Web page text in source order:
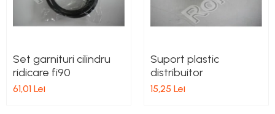
Set garnituri cilindru
ridicare fi90
61,01 Lei
Suport plastic
distribuitor
15,25 Lei